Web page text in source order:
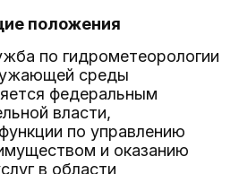
положения
по гидрометеорологии
среды
федеральным
власти,
по управлению
и оказанию
в области